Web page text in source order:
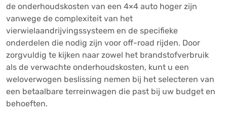
de onderhoudskosten van een 4×4 auto hoger zijn
vanwege de complexiteit van het
vierwielaandrijvingssysteem en de specifieke
onderdelen die nodig zijn voor off-road rijden. Door
zorgvuldig te kijken naar zowel het brandstofverbruik
als de verwachte onderhoudskosten, kunt u een
weloverwogen beslissing nemen bij het selecteren van
een betaalbare terreinwagen die past bij uw budget en
behoeften.